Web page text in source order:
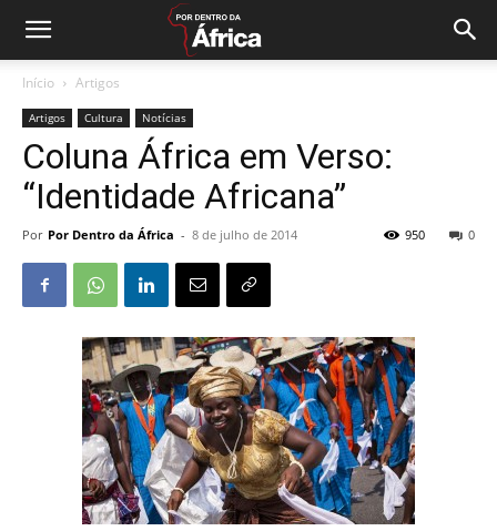
Início Artigos
Artigos Cultura Notícias
Coluna África em Verso:
“Identidade Africana”
Por Por Dentro da África - 8 de julho de 2014 0
950